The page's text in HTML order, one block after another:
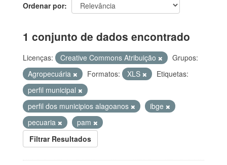
Ordenar por
1 conjunto de dados encontrado
Licenças: Creative Commons Atribuição
Grupos:
Agropecuária
Formatos: XLS
Etiquetas:
perfil municipal
perfil dos municipios alagoanos
ibge
pecuaria
pam
Filtrar Resultados